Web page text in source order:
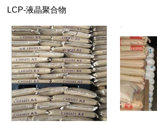
LCP-液晶聚合物